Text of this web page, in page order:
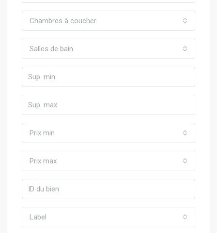
Chambres à coucher
Salles de bain
Prix min
Prix max
Label